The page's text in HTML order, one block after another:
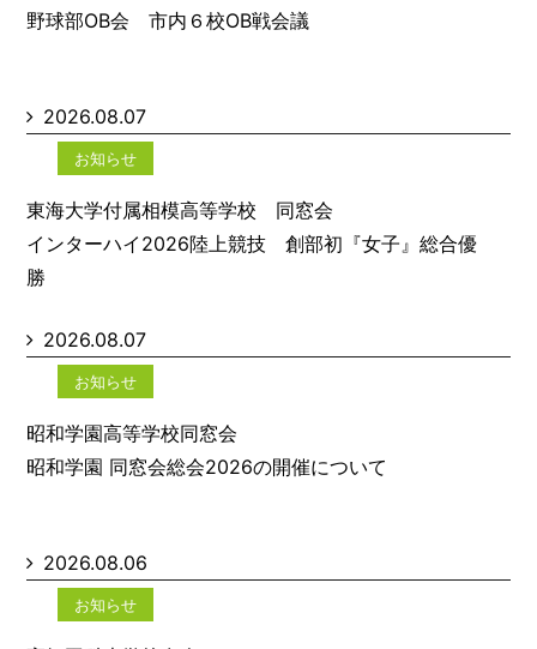
野球部OB会 市内６校OB戦会議
2026.08.07
お知らせ
東海大学付属相模高等学校 同窓会
インターハイ2026陸上競技 創部初『女子』総合優
勝
2026.08.07
お知らせ
昭和学園高等学校同窓会
昭和学園 同窓会総会2026の開催について
2026.08.06
お知らせ